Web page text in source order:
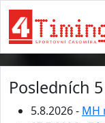
Posledních
5.8.2026 - MH